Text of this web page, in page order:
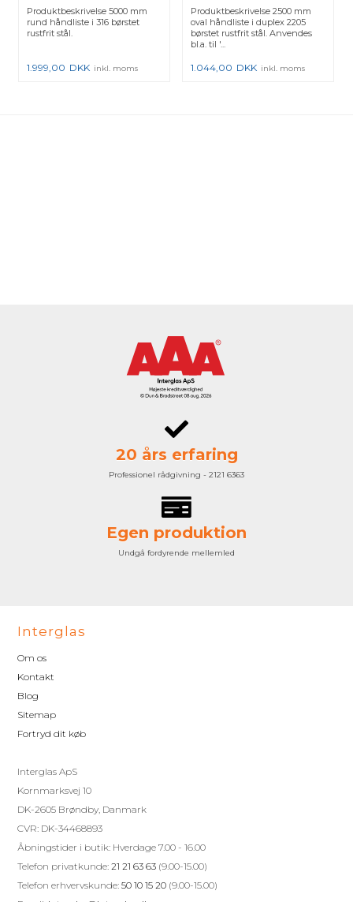
Produktbeskrivelse 5000 mm
rund håndliste i 316 børstet
rustfrit stål.
1.999,00 DKK inkl. moms
Produktbeskrivelse 2500 mm
oval håndliste i duplex 2205
børstet rustfrit stål. Anvendes
bl.a. til '...
1.044,00 DKK inkl. moms
20 års erfaring
Professionel rådgivning - 2121 6363
Egen produktion
Undgå fordyrende mellemled
Interglas
Om os
Kontakt
Blog
Sitemap
Fortryd dit køb
Interglas ApS
Kornmarksvej 10
DK-2605 Brøndby, Danmark
CVR: DK-34468893
Åbningstider i butik: Hverdage 7.00 - 16.00
Telefon privatkunde:21 21 63 63 (9.00-15.00)
Telefon erhvervskunde:50 10 15 20 (9.00-15.00)